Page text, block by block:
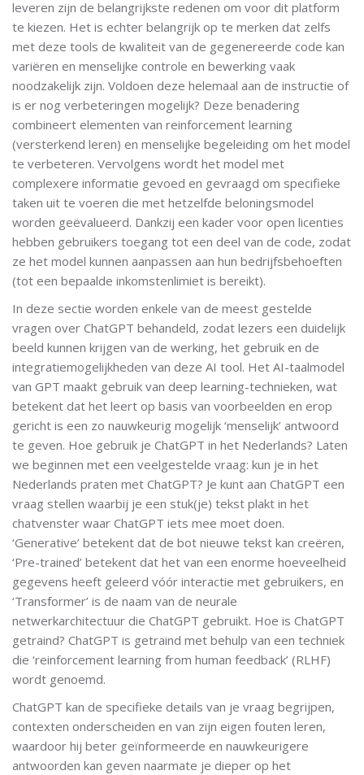
leveren zijn de belangrijkste redenen om voor dit platform
te kiezen. Het is echter belangrijk op te merken dat zelfs
met deze tools de kwaliteit van de gegenereerde code kan
variëren en menselijke controle en bewerking vaak
noodzakelijk zijn. Voldoen deze helemaal aan de instructie of
is er nog verbeteringen mogelijk? Deze benadering
combineert elementen van reinforcement learning
(versterkend leren) en menselijke begeleiding om het model
te verbeteren. Vervolgens wordt het model met
complexere informatie gevoed en gevraagd om specifieke
taken uit te voeren die met hetzelfde beloningsmodel
worden geëvalueerd. Dankzij een kader voor open licenties
hebben gebruikers toegang tot een deel van de code, zodat
ze het model kunnen aanpassen aan hun bedrijfsbehoeften
(tot een bepaalde inkomstenlimiet is bereikt).
In deze sectie worden enkele van de meest gestelde
vragen over ChatGPT behandeld, zodat lezers een duidelijk
beeld kunnen krijgen van de werking, het gebruik en de
integratiemogelijkheden van deze AI tool. Het AI-taalmodel
van GPT maakt gebruik van deep learning-technieken, wat
betekent dat het leert op basis van voorbeelden en erop
gericht is een zo nauwkeurig mogelijk ‘menselijk’ antwoord
te geven. Hoe gebruik je ChatGPT in het Nederlands? Laten
we beginnen met een veelgestelde vraag: kun je in het
Nederlands praten met ChatGPT? Je kunt aan ChatGPT een
vraag stellen waarbij je een stuk(je) tekst plakt in het
chatvenster waar ChatGPT iets mee moet doen.
‘Generative’ betekent dat de bot nieuwe tekst kan creëren,
‘Pre-trained’ betekent dat het van een enorme hoeveelheid
gegevens heeft geleerd vóór interactie met gebruikers, en
‘Transformer’ is de naam van de neurale
netwerkarchitectuur die ChatGPT gebruikt. Hoe is ChatGPT
getraind? ChatGPT is getraind met behulp van een techniek
die ‘reinforcement learning from human feedback’ (RLHF)
wordt genoemd.
ChatGPT kan de specifieke details van je vraag begrijpen,
contexten onderscheiden en van zijn eigen fouten leren,
waardoor hij beter geïnformeerde en nauwkeurigere
antwoorden kan geven naarmate je dieper op het